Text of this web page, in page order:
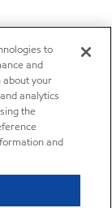
to
and
your
analytics
the
and